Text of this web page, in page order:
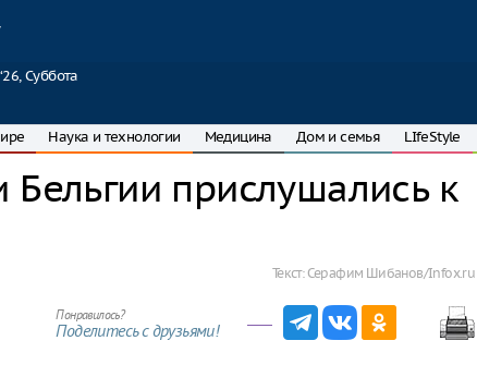
Суббота
Наука и технологии Медицина Дом и семья LIfeStyle
Бельгии прислушались к
Текст:Серафим Шибанов/Infox.ru
Понравилось?
Поделитесь с друзьями!